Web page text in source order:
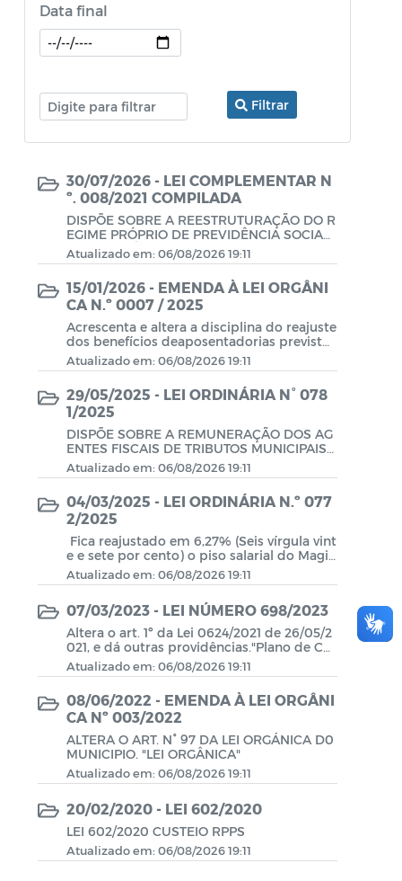
Data final
Filtrar
30/07/2026 - LEI COMPLEMENTAR N
º. 008/2021 COMPILADA
DISPÕE SOBRE A REESTRUTURAÇÃO DO R
EGIME PRÓPRIO DE PREVIDÊNCIA SOCIAL
DO MUNICÍPIO DE ALHANDRA/PB, EM CON
FORMIDADE COM A EMENDA CONSTITUCI
ONAL Nº 103/2019, E DÁ OUTRAS PROVIDÊ
NCIAS.
Atualizado em: 06/08/2026 19:11
15/01/2026 - EMENDA À LEI ORGÂNI
CA N.º 0007 / 2025
Acrescenta e altera a disciplina do reajuste
dos benefícios deaposentadorias previstos
nos art. 97, art. 97-A, § 6º, art. 97-B e art. 97
-D, em conformidade com a Emenda Cons
titucional n.º 103/19 e com aLei Compleme
ntar Municipal n.º 008/2021 e dá outras pr
ovidências.
Atualizado em: 06/08/2026 19:11
29/05/2025 - LEI ORDINÁRIA N° 078
1/2025
DISPÕE SOBRE A REMUNERAÇÃO DOS AG
ENTES FISCAIS DE TRIBUTOS MUNICIPAIS
E AUDITORES FISCAIS TRIBUTÁRIOS”
Atualizado em: 06/08/2026 19:11
04/03/2025 - LEI ORDINÁRIA N.º 077
2/2025
Fica reajustado em 6,27% (Seis vírgula vint
e e sete por cento) o piso salarial do Magis
tério para o exercício de 2025, de acordo c
om a Tabela Anexa.
Atualizado em: 06/08/2026 19:11
07/03/2023 - LEI NÚMERO 698/2023
Altera o art. 1º da Lei 0624/2021 de 26/05/2
021, e dá outras providências."Plano de Cu
steio Normal" 'Plano de Custeio Suplemen
tar"
Atualizado em: 06/08/2026 19:11
08/06/2022 - EMENDA À LEI ORGÂNI
CA Nº 003/2022
ALTERA O ART. N° 97 DA LEI ORGÁNICA D0
MUNICIPIO. "LEI ORGÂNICA"
Atualizado em: 06/08/2026 19:11
20/02/2020 - LEI 602/2020
LEI 602/2020 CUSTEIO RPPS
Atualizado em: 06/08/2026 19:11